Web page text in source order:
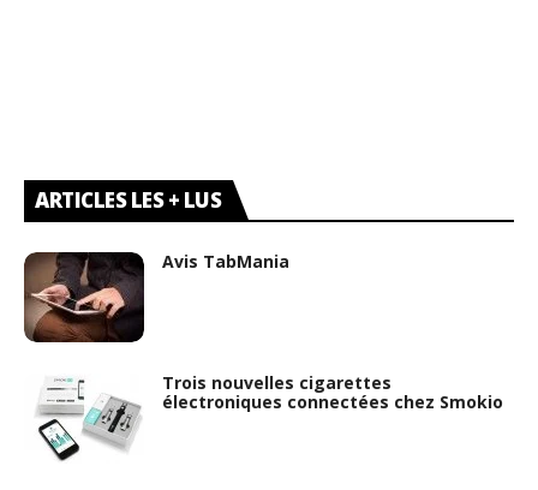
ARTICLES LES + LUS
Avis TabMania
Trois nouvelles cigarettes
électroniques connectées chez Smokio